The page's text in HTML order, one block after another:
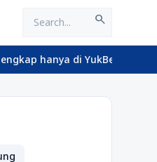
search
di YukBelajar.com.